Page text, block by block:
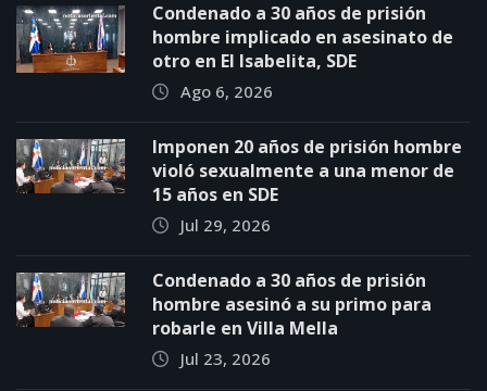
Condenado a 30 años de prisión
hombre implicado en asesinato de
otro en El Isabelita, SDE
Ago 6, 2026
Imponen 20 años de prisión hombre
violó sexualmente a una menor de
15 años en SDE
Jul 29, 2026
Condenado a 30 años de prisión
hombre asesinó a su primo para
robarle en Villa Mella
Jul 23, 2026